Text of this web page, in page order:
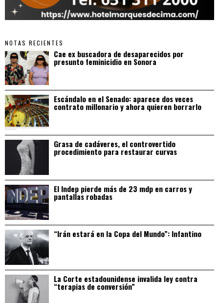
NOTAS RECIENTES
Cae ex buscadora de desaparecidos por
presunto feminicidio en Sonora
Escándalo en el Senado: aparece dos veces
contrato millonario y ahora quieren borrarlo
Grasa de cadáveres, el controvertido
procedimiento para restaurar curvas
El Indep pierde más de 23 mdp en carros y
pantallas robadas
“Irán estará en la Copa del Mundo”: Infantino
La Corte estadounidense invalida ley contra
“terapias de conversión”